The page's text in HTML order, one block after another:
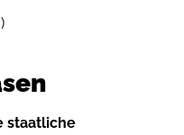
staatliche